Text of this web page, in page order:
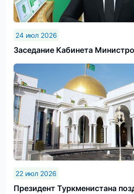
24 июл 2026
Заседание Кабинета
22 июл 2026
Президент Туркменистана